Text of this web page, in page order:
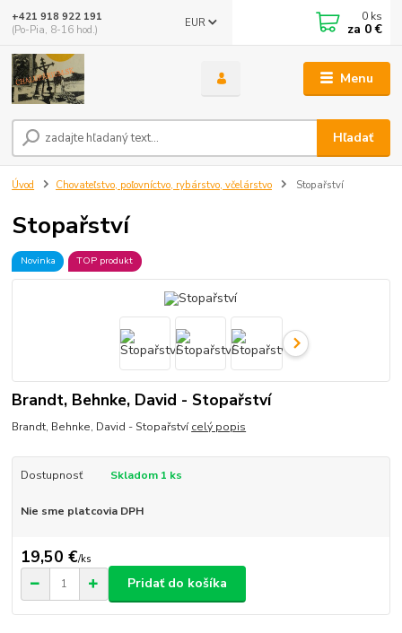
Menu
EUR
Hľadať
+421 918 922 191
(Po-Pia, 8-16 hod.)
0 ks
za 0 €
Úvod Chovateľstvo, poľovníctvo, rybárstvo, včelárstvo Stopařství
Stopařství
Novinka TOP produkt
Brandt, Behnke, David - Stopařství
Brandt, Behnke, David - Stopařstvícelý popis
Dostupnosť Skladom 1 ks
Nie sme platcovia DPH
19,50 €/ks
Pridať do košíka